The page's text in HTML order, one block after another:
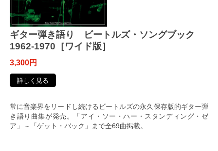
ギター弾き語り ビートルズ・ソングブック
1962-1970［ワイド版］
3,300円
詳しく見る
常に音楽界をリードし続けるビートルズの永久保存版的ギター弾
き語り曲集が発売。「アイ・ソー・ハー・スタンディング・ゼ
ア」～「ゲット・バック」まで全69曲掲載。